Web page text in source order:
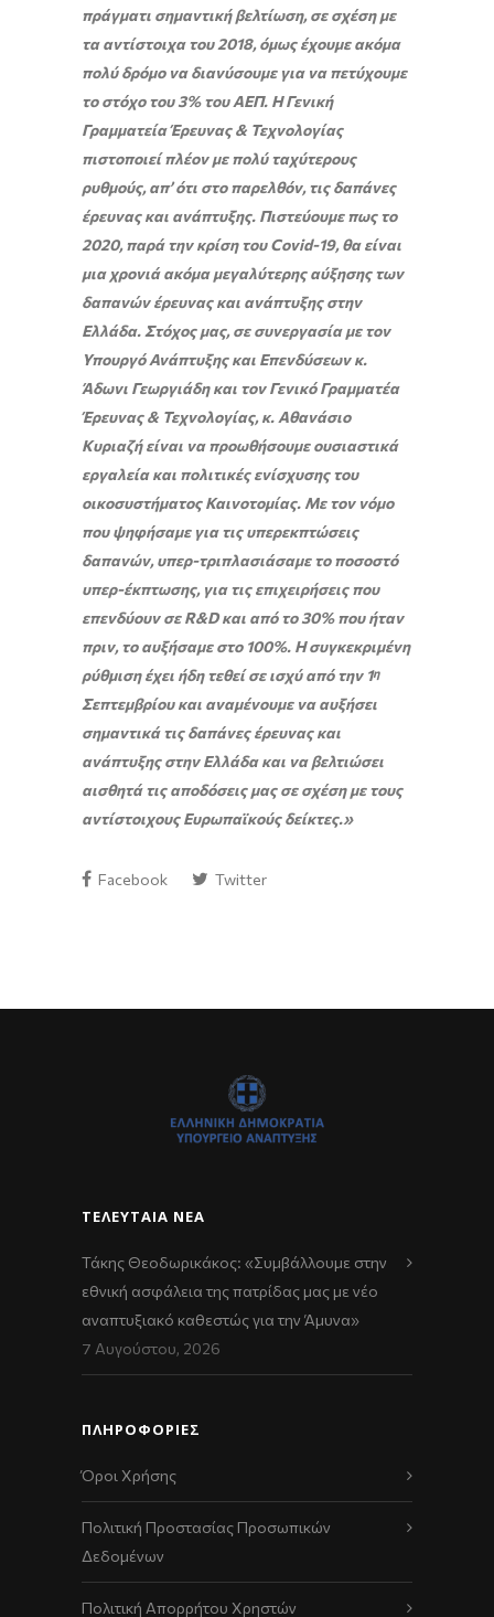
πράγματι σημαντική βελτίωση, σε σχέση με
τα αντίστοιχα του 2018, όμως έχουμε ακόμα
πολύ δρόμο να διανύσουμε για να πετύχουμε
το στόχο του 3% του ΑΕΠ. Η Γενική
Γραμματεία Έρευνας & Τεχνολογίας
πιστοποιεί πλέον με πολύ ταχύτερους
ρυθμούς, απ’ ότι στο παρελθόν, τις δαπάνες
έρευνας και ανάπτυξης. Πιστεύουμε πως το
2020, παρά την κρίση τουCovid-19, θα είναι
μια χρονιά ακόμα μεγαλύτερης αύξησης των
δαπανών έρευνας και ανάπτυξης στην
Ελλάδα. Στόχος μας, σε συνεργασία με τον
Υπουργό Ανάπτυξης και Επενδύσεων κ.
Άδωνι Γεωργιάδη και τον Γενικό Γραμματέα
Έρευνας & Τεχνολογίας, κ. Αθανάσιο
Κυριαζή είναι να προωθήσουμε ουσιαστικά
εργαλεία και πολιτικές ενίσχυσης του
οικοσυστήματος Καινοτομίας. Με τον νόμο
που ψηφήσαμε για τις υπερεκπτώσεις
δαπανών, υπερ-τριπλασιάσαμε το ποσοστό
υπερ-έκπτωσης, για τις επιχειρήσεις που
επενδύουν σεR&Dκαι από το 30% που ήταν
πριν, το αυξήσαμε στο 100%. Η συγκεκριμένη
ρύθμιση έχει ήδη τεθεί σε ισχύ από την 1η
Σεπτεμβρίου και αναμένουμε να αυξήσει
σημαντικά τις δαπάνες έρευνας και
ανάπτυξης στην Ελλάδα και να βελτιώσει
αισθητά τις αποδόσεις μας σε σχέση με τους
αντίστοιχους Ευρωπαϊκούς δείκτες.»
Facebook Twitter
ΤΕΛΕΥΤΑΊΑ ΝΈΑ
Τάκης Θεοδωρικάκος: «Συμβάλλουμε στην
εθνική ασφάλεια της πατρίδας μας με νέο
αναπτυξιακό καθεστώς για την Άμυνα»
7 Αυγούστου, 2026
ΠΛΗΡΟΦΟΡΙΕΣ
Όροι Χρήσης
Πολιτική Προστασίας Προσωπικών
Δεδομένων
Πολιτική Απορρήτου Χρηστών